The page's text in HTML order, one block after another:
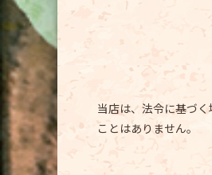
当店は、法令に基づ
ことはありません。